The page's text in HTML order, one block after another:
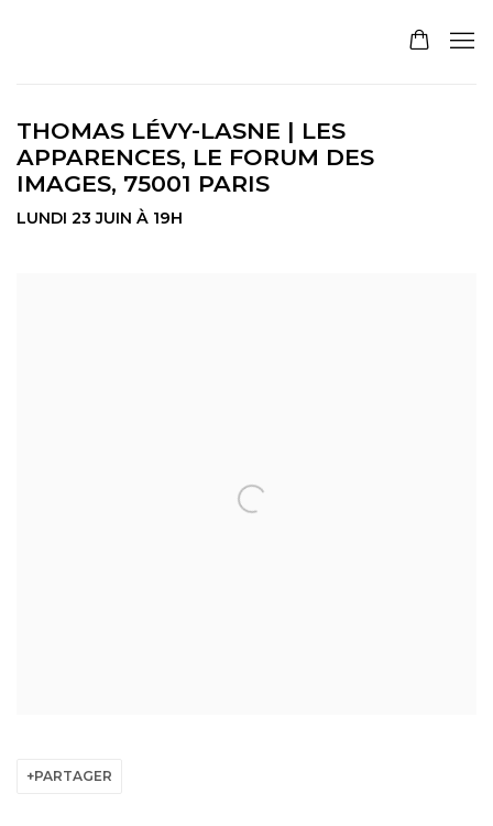
THOMAS LÉVY-LASNE | LES
APPARENCES, LE FORUM DES
IMAGES, 75001 PARIS
LUNDI 23 JUIN À 19H
PARTAGER